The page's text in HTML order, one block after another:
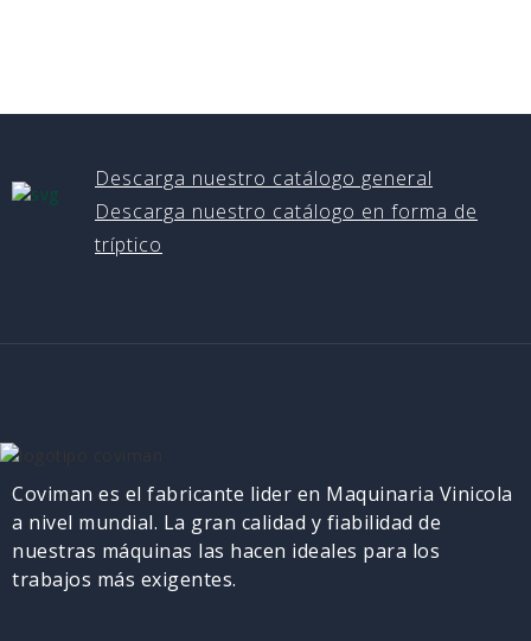
Descarga nuestro catálogo general
Descarga nuestro catálogo en forma de
tríptico
Coviman es el fabricante lider en Maquinaria Vinicola
a nivel mundial. La gran calidad y fiabilidad de
nuestras máquinas las hacen ideales para los
trabajos más exigentes.